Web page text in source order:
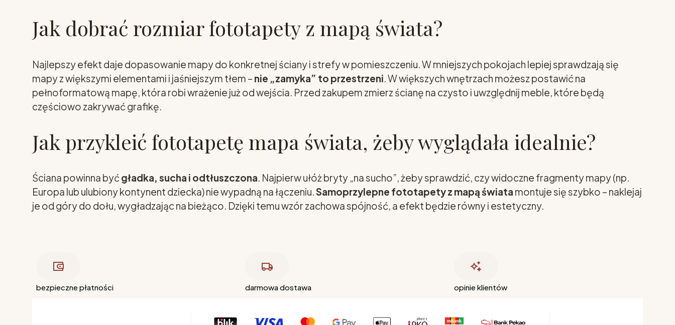
Jak dobrać rozmiar fototapety z mapą świata?
Najlepszy efekt daje dopasowanie mapy do konkretnej ściany i strefy w pomieszczeniu. W mniejszych pokojach lepiej sprawdzają się
mapy z większymi elementami i jaśniejszym tłem – nie „zamyka” to przestrzeni. W większych wnętrzach możesz postawić na
pełnoformatową mapę, która robi wrażenie już od wejścia. Przed zakupem zmierz ścianę na czysto i uwzględnij meble, które będą
częściowo zakrywać grafikę.
Jak przykleić fototapetę mapa świata, żeby wyglądała idealnie?
Ściana powinna byćgładka, sucha i odtłuszczona. Najpierw ułóż bryty „na sucho”, żeby sprawdzić, czy widoczne fragmenty mapy (np.
Europa lub ulubiony kontynent dziecka) nie wypadną na łączeniu.Samoprzylepne fototapety z mapą świata montuje się szybko – naklejaj
je od góry do dołu, wygładzając na bieżąco. Dzięki temu wzór zachowa spójność, a efekt będzie równy i estetyczny.
bezpieczne płatności darmowa dostawa opinie klientów